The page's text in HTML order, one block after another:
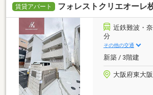
賃貸アパート フォレストクリエオーレ
近鉄難波・
分
その他の交通
新築 / 3階建
大阪府東大